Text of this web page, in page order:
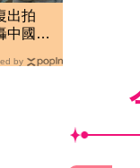
出拍
中國劇
by